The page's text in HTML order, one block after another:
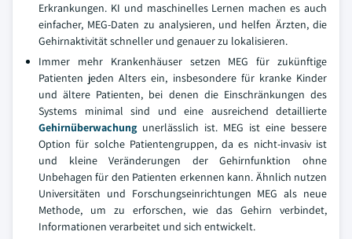
Erkrankungen. KI und maschinelles Lernen machen es auch
einfacher, MEG-Daten zu analysieren, und helfen Ärzten, die
Gehirnaktivität schneller und genauer zu lokalisieren.
Immer mehr Krankenhäuser setzen MEG für zukünftige
Patienten jeden Alters ein, insbesondere für kranke Kinder
und ältere Patienten, bei denen die Einschränkungen des
Systems minimal sind und eine ausreichend detaillierte
Gehirnüberwachung unerlässlich ist. MEG ist eine bessere
Option für solche Patientengruppen, da es nicht-invasiv ist
und kleine Veränderungen der Gehirnfunktion ohne
Unbehagen für den Patienten erkennen kann. Ähnlich nutzen
Universitäten und Forschungseinrichtungen MEG als neue
Methode, um zu erforschen, wie das Gehirn verbindet,
Informationen verarbeitet und sich entwickelt.